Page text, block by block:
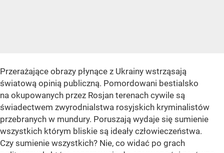
Przerażające obrazy płynące z Ukrainy wstrząsają
światową opinią publiczną. Pomordowani bestialsko
na okupowanych przez Rosjan terenach cywile są
świadectwem zwyrodnialstwa rosyjskich kryminalistów
przebranych w mundury. Poruszają wydaje się sumienie
wszystkich którym bliskie są ideały człowieczeństwa.
Czy sumienie wszystkich? Nie, co widać po grach